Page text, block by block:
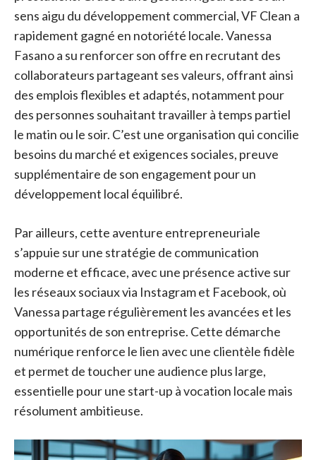
sens aigu du développement commercial, VF Clean a
rapidement gagné en notoriété locale. Vanessa
Fasano a su renforcer son offre en recrutant des
collaborateurs partageant ses valeurs, offrant ainsi
des emplois flexibles et adaptés, notamment pour
des personnes souhaitant travailler à temps partiel
le matin ou le soir. C’est une organisation qui concilie
besoins du marché et exigences sociales, preuve
supplémentaire de son engagement pour un
développement local équilibré.
Par ailleurs, cette aventure entrepreneuriale
s’appuie sur une stratégie de communication
moderne et efficace, avec une présence active sur
les réseaux sociaux via Instagram et Facebook, où
Vanessa partage régulièrement les avancées et les
opportunités de son entreprise. Cette démarche
numérique renforce le lien avec une clientèle fidèle
et permet de toucher une audience plus large,
essentielle pour une start-up à vocation locale mais
résolument ambitieuse.